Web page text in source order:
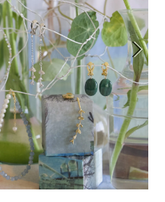
Café 3
Spiral Café 青山
Spiral Garden 福岡ワンビル
CAFE AALTO 新丸ビル
Others3